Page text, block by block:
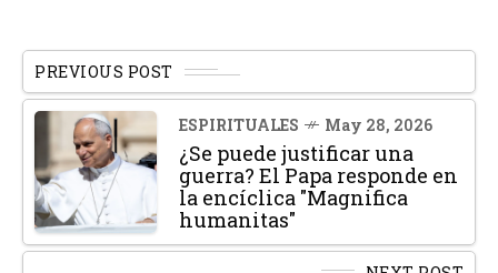
PREVIOUS POST
ESPIRITUALES May 28, 2026
¿Se puede justificar una
guerra? El Papa responde en
la encíclica "Magnifica
humanitas"